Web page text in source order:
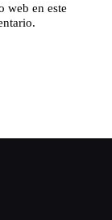
web en este